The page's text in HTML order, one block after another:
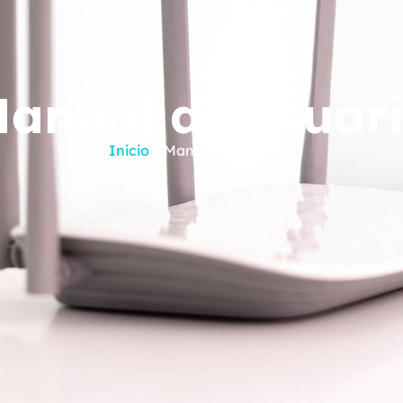
de
Inicio – Manual de Usuario